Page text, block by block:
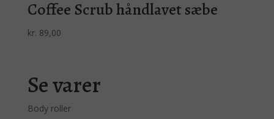
Coffee Scrub håndlavet sæbe
kr. 89,00
Se varer
Body roller